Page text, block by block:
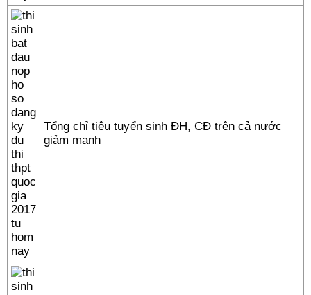
Tổng chỉ tiêu tuyển sinh ĐH, CĐ trên cả nước
giảm mạnh